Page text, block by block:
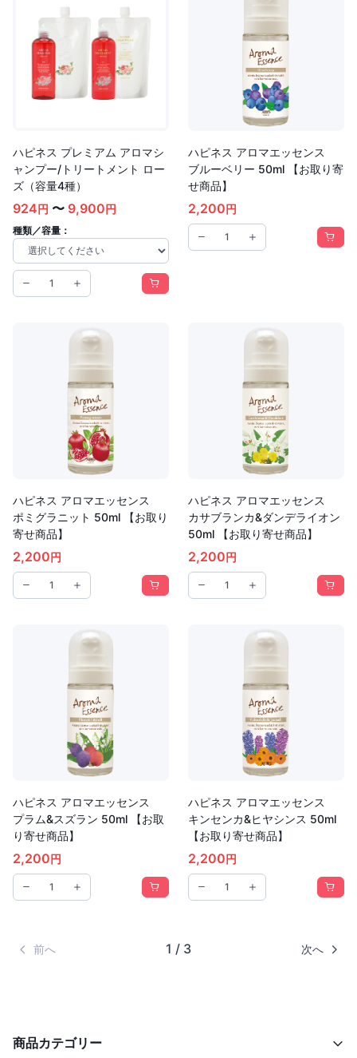
ハピネス プレミアム アロマシ
ャンプー/トリートメント ロー
ズ（容量4種）
924円 〜 9,900円
種類／容量：
ハピネス アロマエッセンス
ブルーベリー 50ml 【お取り寄
せ商品】
2,200円
ハピネス アロマエッセンス
ポミグラニット 50ml 【お取り
寄せ商品】
2,200円
ハピネス アロマエッセンス
カサブランカ&ダンデライオン
50ml 【お取り寄せ商品】
2,200円
ハピネス アロマエッセンス
プラム&スズラン 50ml 【お取
り寄せ商品】
2,200円
ハピネス アロマエッセンス
キンセンカ&ヒヤシンス 50ml
【お取り寄せ商品】
2,200円
前へ 1 / 3 次へ
商品カテゴリー